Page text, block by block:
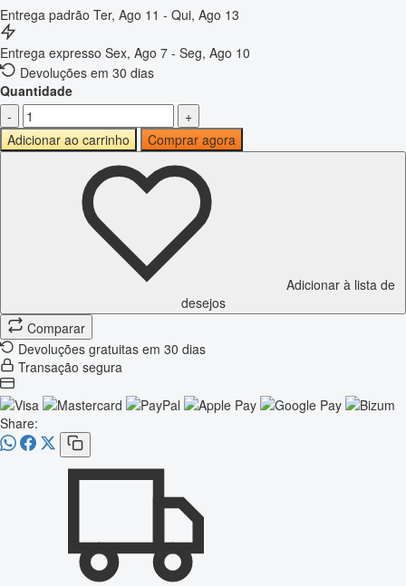
Entrega padrão Ter, Ago 11 - Qui, Ago 13
Entrega expresso Sex, Ago 7 - Seg, Ago 10
Devoluções em 30 dias
Quantidade
-
+
Adicionar ao carrinho
Comprar agora
Adicionar à lista de
desejos
Comparar
Devoluções gratuitas em 30 dias
Transação segura
Share: